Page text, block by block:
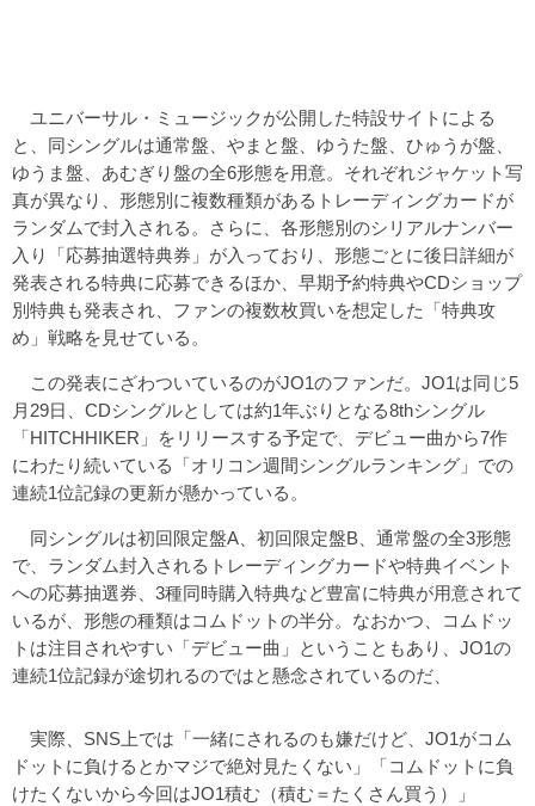
ユニバーサル・ミュージックが公開した特設サイトによる
と、同シングルは通常盤、やまと盤、ゆうた盤、ひゅうが盤、
ゆうま盤、あむぎり盤の全6形態を用意。それぞれジャケット写
真が異なり、形態別に複数種類があるトレーディングカードが
ランダムで封入される。さらに、各形態別のシリアルナンバー
入り「応募抽選特典券」が入っており、形態ごとに後日詳細が
発表される特典に応募できるほか、早期予約特典やCDショップ
別特典も発表され、ファンの複数枚買いを想定した「特典攻
め」戦略を見せている。
この発表にざわついているのがJO1のファンだ。JO1は同じ5
月29日、CDシングルとしては約1年ぶりとなる8thシングル
「HITCHHIKER」をリリースする予定で、デビュー曲から7作
にわたり続いている「オリコン週間シングルランキング」での
連続1位記録の更新が懸かっている。
同シングルは初回限定盤A、初回限定盤B、通常盤の全3形態
で、ランダム封入されるトレーディングカードや特典イベント
への応募抽選券、3種同時購入特典など豊富に特典が用意されて
いるが、形態の種類はコムドットの半分。なおかつ、コムドッ
トは注目されやすい「デビュー曲」ということもあり、JO1の
連続1位記録が途切れるのではと懸念されているのだ、
実際、SNS上では「一緒にされるのも嫌だけど、JO1がコム
ドットに負けるとかマジで絶対見たくない」「コムドットに負
けたくないから今回はJO1積む（積む＝たくさん買う）」